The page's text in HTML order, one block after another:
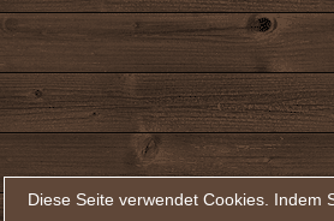
Diese Seite verwendet Cookies. Indem